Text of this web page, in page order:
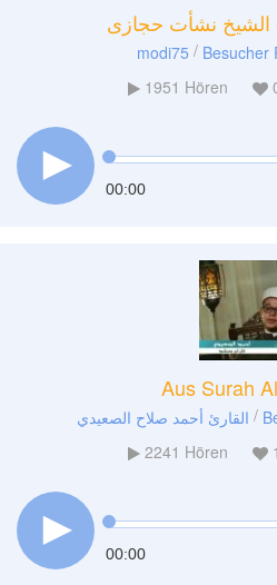
الشيخ نشأت حجازى
modi75 / Besucher
1951 Hören
00:00
Aus Surah
القارئ أحمد صلاح الصعيدي /
2241 Hören 1
00:00